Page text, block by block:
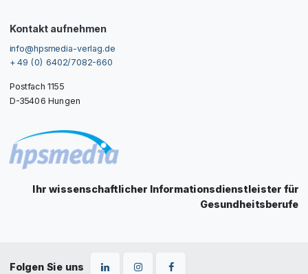
Kontakt aufnehmen
info@hpsmedia-verlag.de
+ 49 (0) 6402/7082-660
Postfach 1155
D-35406 Hungen
Ihr wissenschaftlicher Informationsdienstleister für
Gesundheitsberufe
Folgen Sie uns